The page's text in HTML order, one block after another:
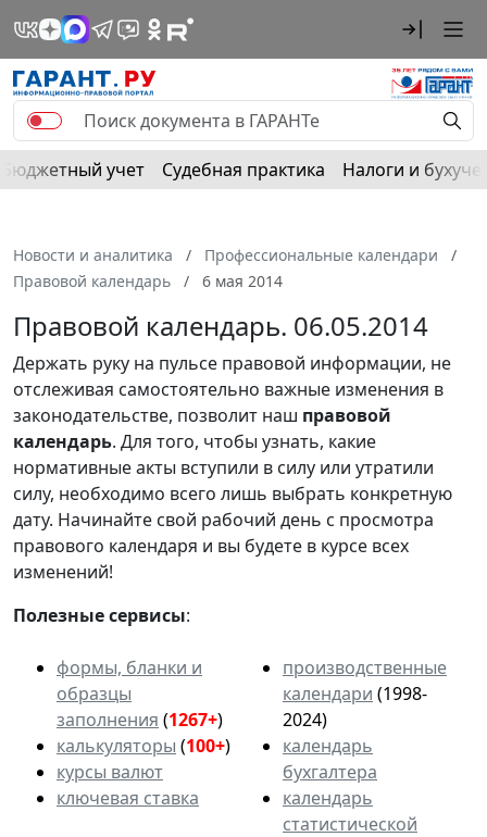
Бюджетный учет Судебная практика Налоги и
Новости и аналитика
Профессиональные календари
Правовой календарь
6 мая 2014
Правовой календарь. 06.05.2014
Держать руку на пульсе правовой информации, не
отслеживая самостоятельно важные изменения в
законодательстве, позволит наш правовой
календарь. Для того, чтобы узнать, какие
нормативные акты вступили в силу или утратили
силу, необходимо всего лишь выбрать конкретную
дату. Начинайте свой рабочий день с просмотра
правового календаря и вы будете в курсе всех
изменений!
Полезные сервисы:
формы, бланки и
образцы
заполнения (1267+)
калькуляторы (100+)
курсы валют
ключевая ставка
производственные
календари (1998-
2024)
календарь
бухгалтера
календарь
статистической